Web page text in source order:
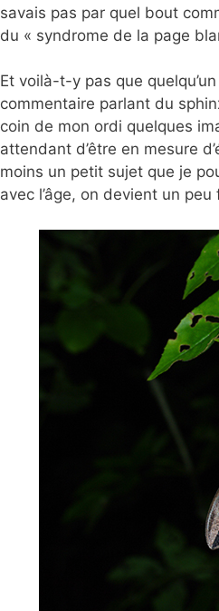
savais pas par quel bout
du « syndrome de la page
Et voilà-t-y pas que
commentaire parlant du
coin de mon ordi quelques
attendant d’être en mesure
moins un petit sujet que je
avec l’âge, on devient un